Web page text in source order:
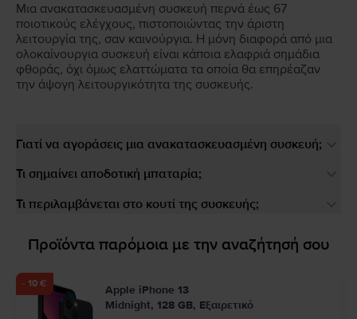
Μια ανακατασκευασμένη συσκευή περνά έως 67
ποιοτικούς ελέγχους, πιστοποιώντας την άριστη
λειτουργία της, σαν καινούργια. Η μόνη διαφορά από μια
ολοκαίνουργια συσκευή είναι κάποια ελαφριά σημάδια
φθοράς, όχι όμως ελαττώματα τα οποία θα επηρέαζαν
την άψογη λειτουργικότητα της συσκευής.
Γιατί να αγοράσεις μια ανακατασκευασμένη συσκευή;
Τι σημαίνει αποδοτική μπαταρία;
Τι περιλαμβάνεται στο κουτί της συσκευής;
Προϊόντα παρόμοια με την αναζήτησή σου
- 10 €
Apple iPhone 13
Midnight, 128 GB, Εξαιρετικό